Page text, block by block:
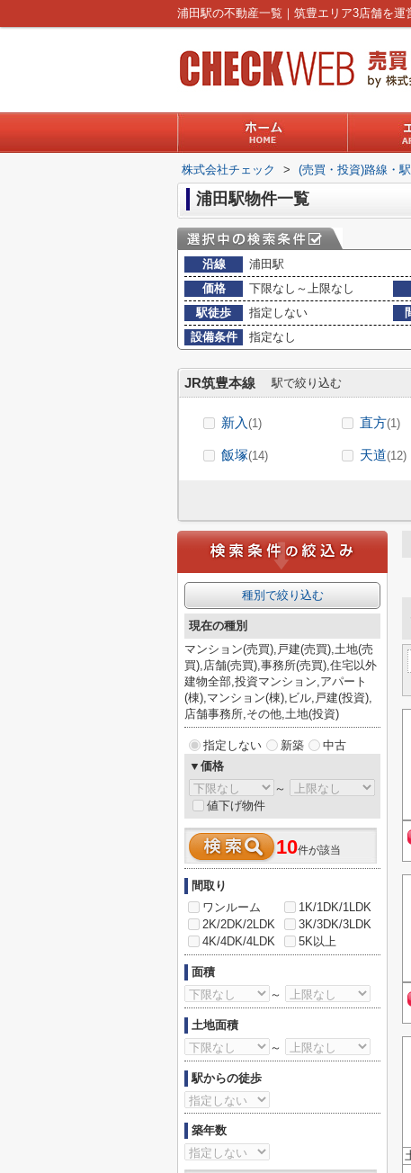
株式会社チェック > (売買・投資)路線・
浦田駅物件一覧
沿線
浦田駅
価格
下限なし～上限なし
駅徒歩
指定しない
設備条件
指定なし
JR筑豊本線 駅で絞り込む
新入 (1) 直方(1)
飯塚(14) 天道(12)
種別で絞り込む
現在の種別
マンション(売買),戸建(売買),土地(売
買),店舗(売買),事務所(売買),住宅以外
建物全部,投資マンション,アパート
(棟),マンション(棟),ビル,戸建(投資),
店舗事務所,その他,土地(投資)
指定しない 新築
中古
▼価格
～
値下げ物件
10件が該当
間取り
ワンルーム
1K/1DK/1LDK
2K/2DK/2LDK
3K/3DK/3LDK
4K/4DK/4LDK
5K以上
面積
～
土地面積
～
駅からの徒歩
築年数